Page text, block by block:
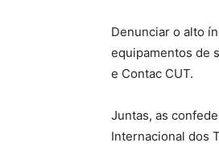
Denunciar o alto
equipamentos de
e Contac CUT.
Juntas, as
Internacional dos